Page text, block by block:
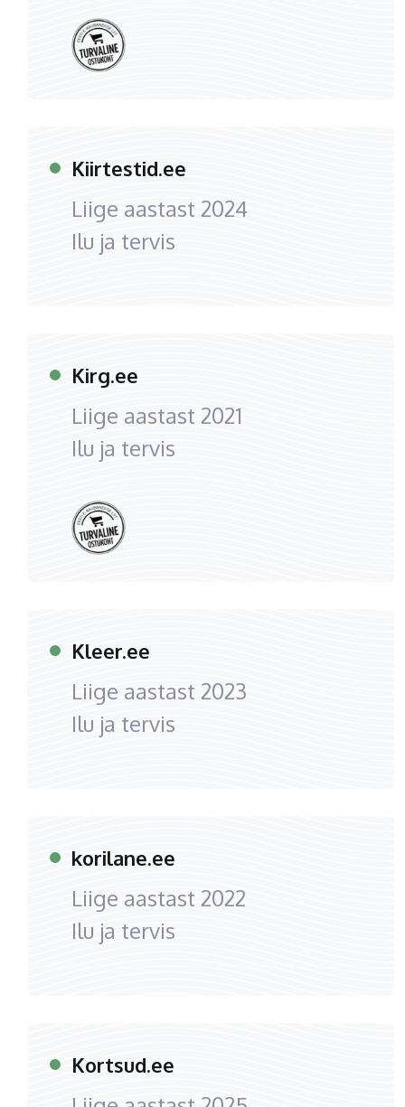
Kiirtestid.ee
Liige aastast 2024
Ilu ja tervis
Kirg.ee
Liige aastast 2021
Ilu ja tervis
Kleer.ee
Liige aastast 2023
Ilu ja tervis
korilane.ee
Liige aastast 2022
Ilu ja tervis
Kortsud.ee